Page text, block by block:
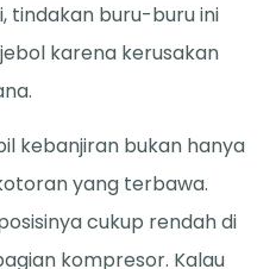
tindakan buru-buru ini
karena kerusakan
kebanjiran bukan hanya
yang terbawa.
cukup rendah di
kompresor. Kalau